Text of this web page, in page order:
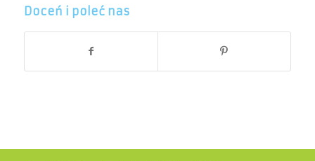
Doceń i poleć nas